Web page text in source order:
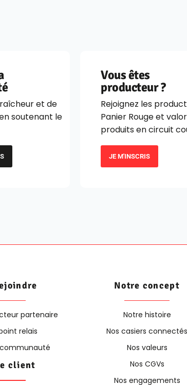
et de
soutenant le
Vous êtes
producteur ?
Rejoignez les
Panier Rouge et
produits en circuit
JE M'INSCRIS
partenaire
relais
client
Notre concept
Notre histoire
Nos casiers connectés
Nos valeurs
Nos CGVs
Nos engagements